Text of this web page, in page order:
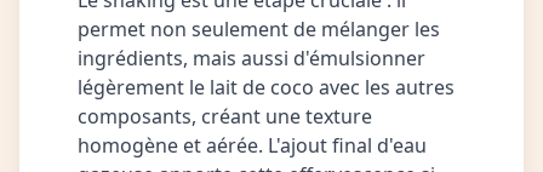
permet non seulement de mélanger les
ingrédients, mais aussi d'émulsionner
légèrement le lait de coco avec les autres
composants, créant une texture
homogène et aérée. L'ajout final d'eau